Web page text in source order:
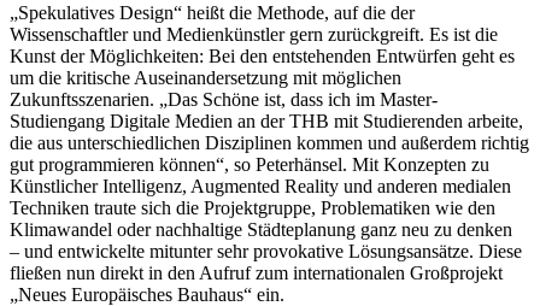
„Spekulatives Design“ heißt die Methode, auf die der
Wissenschaftler und Medienkünstler gern zurückgreift. Es ist die
Kunst der Möglichkeiten: Bei den entstehenden Entwürfen geht es
um die kritische Auseinandersetzung mit möglichen
Zukunftsszenarien. „Das Schöne ist, dass ich im Master-
Studiengang Digitale Medien an der THB mit Studierenden arbeite,
die aus unterschiedlichen Disziplinen kommen und außerdem richtig
gut programmieren können“, so Peterhänsel. Mit Konzepten zu
Künstlicher Intelligenz, Augmented Reality und anderen medialen
Techniken traute sich die Projektgruppe, Problematiken wie den
Klimawandel oder nachhaltige Städteplanung ganz neu zu denken
–­ und entwickelte mitunter sehr provokative Lösungsansätze. Diese
fließen nun direkt in den Aufruf zum internationalen Großprojekt
„Neues Europäisches Bauhaus“ ein.